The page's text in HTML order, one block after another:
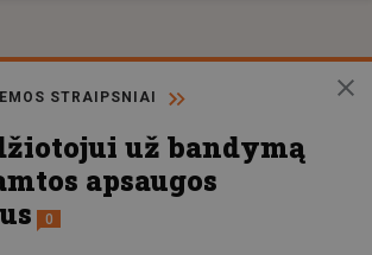
STRAIPSNIAI
už bandymą
apsaugos
0